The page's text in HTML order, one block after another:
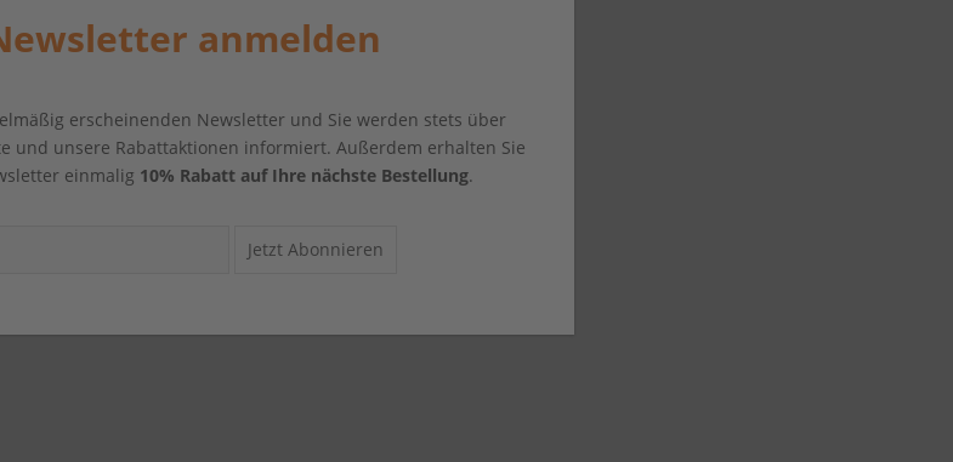
anmelden
erscheinenden Newsletter und Sie werden stets über
und unsere Rabattaktionen informiert. Außerdem erhalten Sie
einmalig 10% Rabatt auf Ihre nächste Bestellung.
Jetzt Abonnieren